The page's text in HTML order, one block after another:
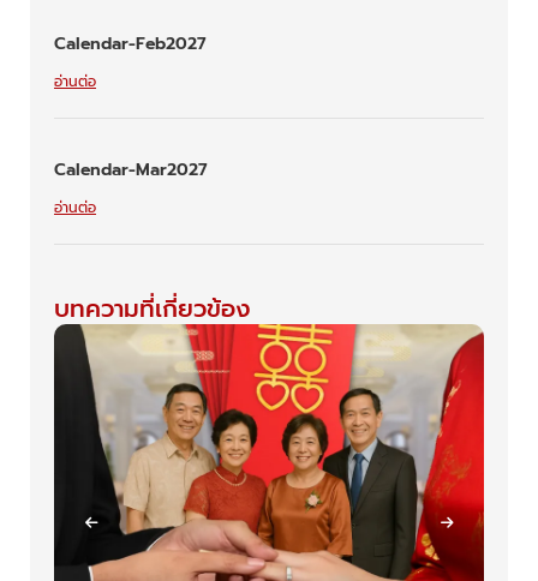
Calendar-Feb2027
อ่านต่อ
Calendar-Mar2027
อ่านต่อ
บทความที่เกี่ยวข้อง